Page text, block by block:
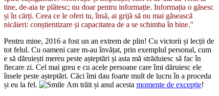
tine, de-aia te plătesc; nu doar pentru informație. Informația o găsesc
și în cărți. Ceea ce le oferi tu, însă, ai grijă să nu mai găsească
nicăieri: conștientizare și capacitatea de a se schimba în bine."
Pentru mine, 2016 a fost un an extrem de plin! Cu victorii și lecții de
tot felul. Cu oameni care m-au învățat, prin exemplul personal, cum
e să dăruiești mereu peste așteptări și asta mă străduiesc să fac în
fiecare zi. Cel mai greu e cu acele persoane care îmi dăruiesc ele
însele peste așteptări. Căci îmi dau foarte mult de lucru în a proceda
și eu la fel.
Am trăit și anul acesta momente de excepție!